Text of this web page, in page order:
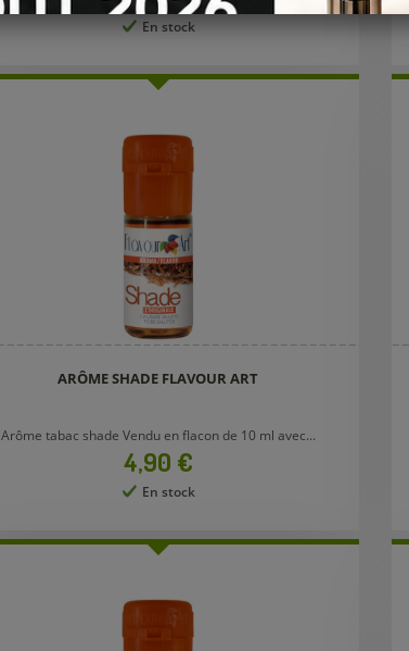
En stock
ARÔME SHADE FLAVOUR ART
Arôme tabac shade Vendu en flacon de 10 ml avec...
Prix
4,90 €
En stock